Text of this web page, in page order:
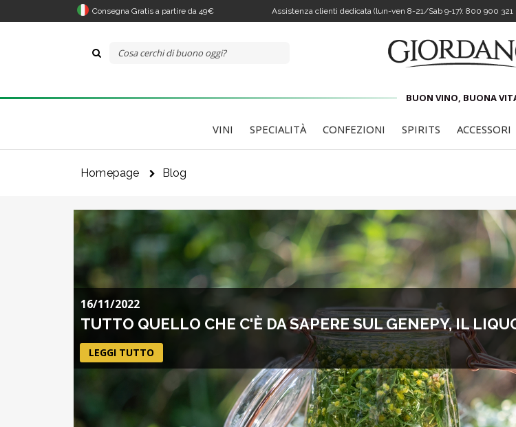
Consegna Gratis a partire da 49€ Assistenza clienti dedicata (lun-ven 8-21/Sab 9-17): 800 900 321
BUON VINO, BUONA
VINI SPECIALITÀ CONFEZIONI SPIRITS ACCESSORI
Homepage Blog
16/11/2022
TUTTO QUELLO CHE C'È DA SAPERE SUL GENEPY, IL
LEGGI TUTTO
RICEVI IL TUO SCONTO
5€
PER
aggiornamenti sulle
Confermo di aver letto l'Informativa
di avere 18 anni
VOGLIO LO SCONTO